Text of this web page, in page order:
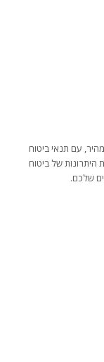
עם תנאי ביטוח
היתרונות של ביטוח
שלכם.